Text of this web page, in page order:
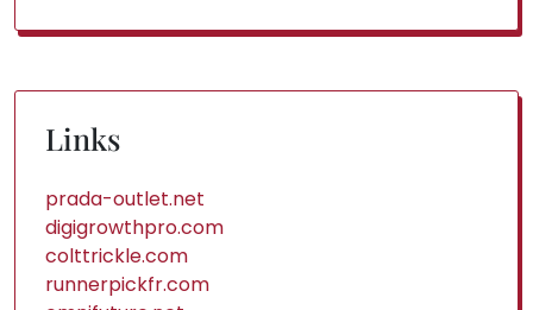
Links
prada-outlet.net
digigrowthpro.com
colttrickle.com
runnerpickfr.com